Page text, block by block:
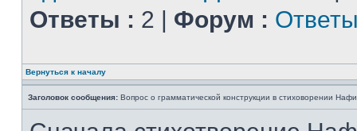
Ответы : 2 | Форум :
Вернуться к началу
Заголовок сообщения: Вопрос о грамматической конструкции в стиховорении Нафи